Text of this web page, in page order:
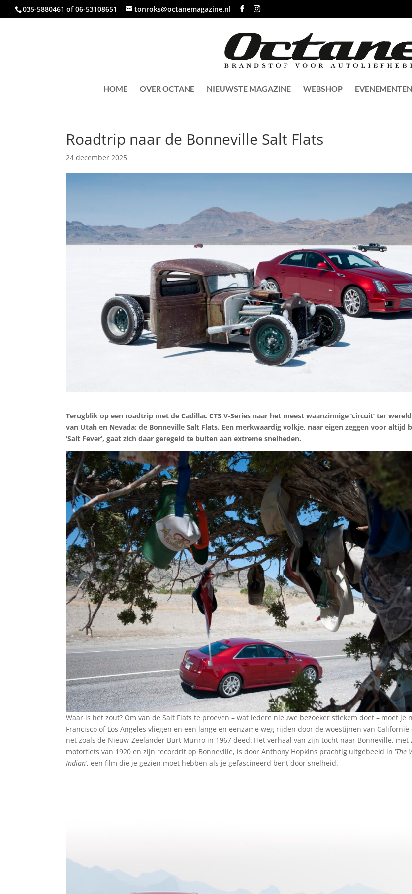
035-5880461 of 06-53108651 tonroks@octanemagazine.nl
HOME OVER OCTANE NIEUWSTE MAGAZINE WEBSHOP EVENEMENTEN
Roadtrip naar de Bonneville Salt Flats
24 december 2025
Terugblik op een roadtrip met de Cadillac CTS V-Series naar het meest waanzinnige ‘circuit’ ter
van Utah en Nevada: de Bonneville Salt Flats. Een merkwaardig volkje, naar eigen zeggen voor altijd
‘Salt Fever’, gaat zich daar geregeld te buiten aan extreme snelheden.
Waar is het zout? Om van de Salt Flats te proeven – wat iedere nieuwe bezoeker stiekem doet – moet je
Francisco of Los Angeles vliegen en een lange en eenzame weg rijden door de woestijnen van Californië
net zoals de Nieuw-Zeelander Burt Munro in 1967 deed. Het verhaal van zijn tocht naar Bonneville, met
motorfiets van 1920 en zijn recordrit op Bonneville, is door Anthony Hopkins prachtig uitgebeeld in ‘The
Indian’, een film die je gezien moet hebben als je gefascineerd bent door snelheid.